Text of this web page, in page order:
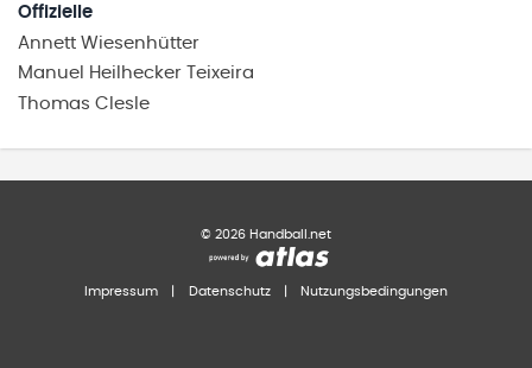
Offizielle
Annett Wiesenhütter
Manuel
Heilhecker Teixeira
Thomas Clesle
© 2026 Handball.net
Impressum Datenschutz Nutzungsbedingungen